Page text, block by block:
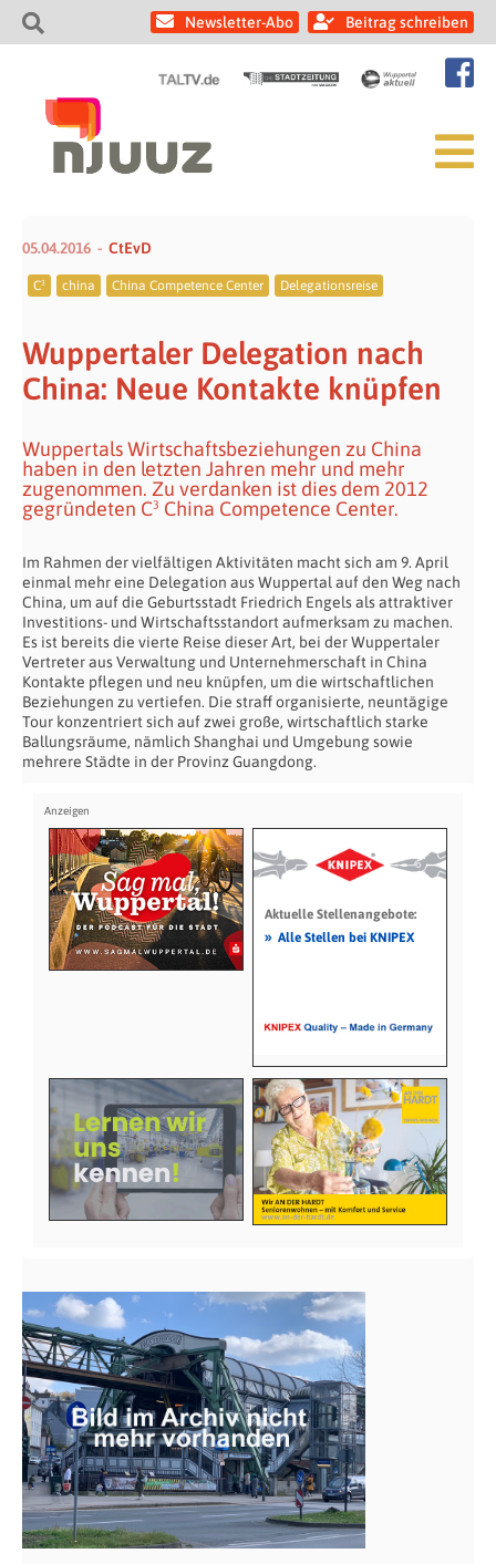
Newsletter-Abo Beitrag schreiben
05.04.2016 CtEvD
C³ china China Competence Center Delegationsreise
Wuppertaler Delegation nach
China: Neue Kontakte knüpfen
Wuppertals Wirtschaftsbeziehungen zu China
haben in den letzten Jahren mehr und mehr
zugenommen. Zu verdanken ist dies dem 2012
gegründeten C³ China Competence Center.
Im Rahmen der vielfältigen Aktivitäten macht sich am 9. April
einmal mehr eine Delegation aus Wuppertal auf den Weg nach
China, um auf die Geburtsstadt Friedrich Engels als attraktiver
Investitions- und Wirtschaftsstandort aufmerksam zu machen.
Es ist bereits die vierte Reise dieser Art, bei der Wuppertaler
Vertreter aus Verwaltung und Unternehmerschaft in China
Kontakte pflegen und neu knüpfen, um die wirtschaftlichen
Beziehungen zu vertiefen. Die straff organisierte, neuntägige
Tour konzentriert sich auf zwei große, wirtschaftlich starke
Ballungsräume, nämlich Shanghai und Umgebung sowie
mehrere Städte in der Provinz Guangdong.
Aktuelle Stellenangebote:
» Alle Stellen bei KNIPEX